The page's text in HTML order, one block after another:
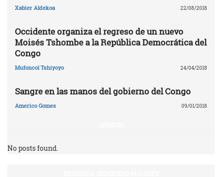
Xabier Aldekoa 22/08/2018
Occidente organiza el regreso de un nuevo
Moisés Tshombe a la República Democrática del
Congo
Mufoncol Tshiyoyo 24/04/2018
Sangre en las manos del gobierno del Congo
Americo Gomes 09/01/2018
No posts found.